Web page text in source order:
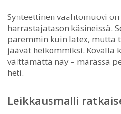
Synteettinen vaahtomuovi
harrastajatason käsineissä.
paremmin kuin latex,
jäävät heikommiksi. Kovalla
välttämättä näy – märässä
heti.
Leikkausmalli